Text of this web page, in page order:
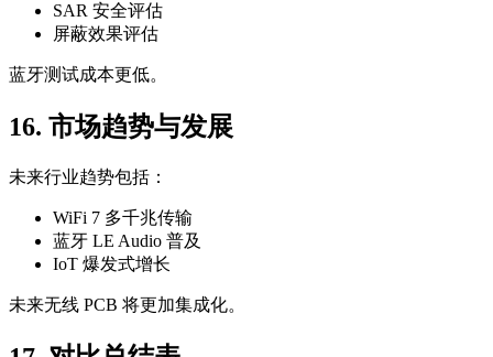
SAR 安全评估
屏蔽效果评估
蓝牙测试成本更低。
16. 市场趋势与发展
未来行业趋势包括：
WiFi 7 多千兆传输
蓝牙 LE Audio 普及
IoT 爆发式增长
未来无线 PCB 将更加集成化。